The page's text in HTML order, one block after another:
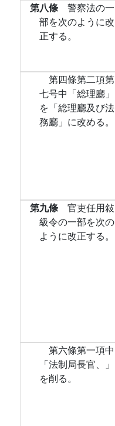
第八條 警察法の一
部を次のように改
正する。
第四條第二項第
七号中「総理廳」
を「総理廳及び法
務廳」に改める。
第九條 官吏任用敍
級令の一部を次の
ように改正する。
第六條第一項中
「法制局長官、」
を削る。